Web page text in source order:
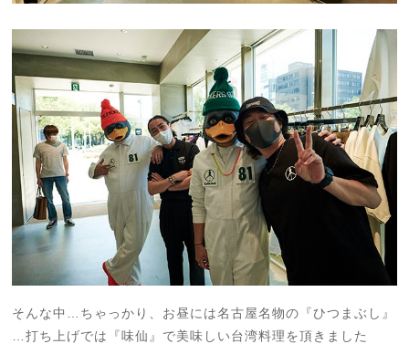
そんな中…ちゃっかり、お昼には名古屋名物の『ひつまぶし』
…打ち上げでは『味仙』で美味しい台湾料理を頂きました